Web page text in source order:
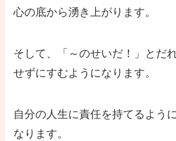
心の底から湧き上がります。
そして、「～のせいだ！」とだ
せずにすむようになります。
自分の人生に責任を持てるよう
なります。